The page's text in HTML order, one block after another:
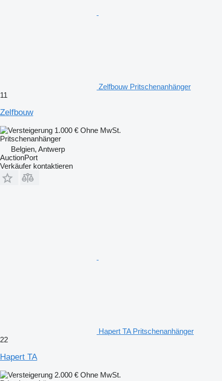
Zelfbouw Pritschenanhänger
11
Zelfbouw
1.000 € Ohne MwSt.
Pritschenanhänger
Belgien, Antwerp
AuctionPort
Verkäufer kontaktieren
Hapert TA Pritschenanhänger
22
Hapert TA
2.000 € Ohne MwSt.